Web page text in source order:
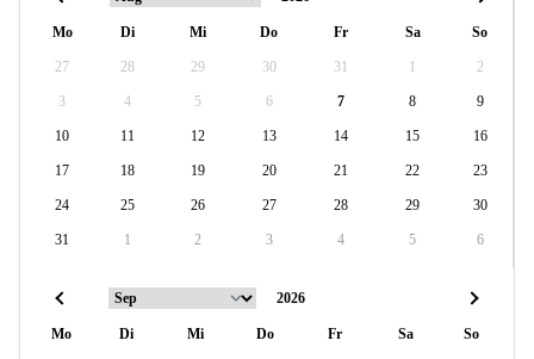
Mo Di Mi Do Fr Sa So
27 28 29 30 31 1 2
3 4 5 6 7 8 9
10 11 12 13 14 15 16
17 18 19 20 21 22 23
24 25 26 27 28 29 30
31 1 2 3 4 5 6
Mo Di Mi Do Fr Sa So